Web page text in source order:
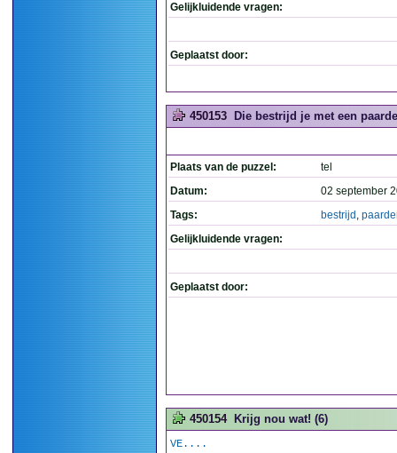
Gelijkluidende vragen:
Geplaatst door:
450153 Die bestrijd je met een
Plaats van de puzzel:
tel
Datum:
02 september
Tags:
bestrijd ,
Gelijkluidende vragen:
Geplaatst door:
450154 Krijg nou wat! (6)
VE....